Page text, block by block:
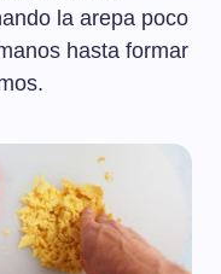
la arepa poco
hasta formar